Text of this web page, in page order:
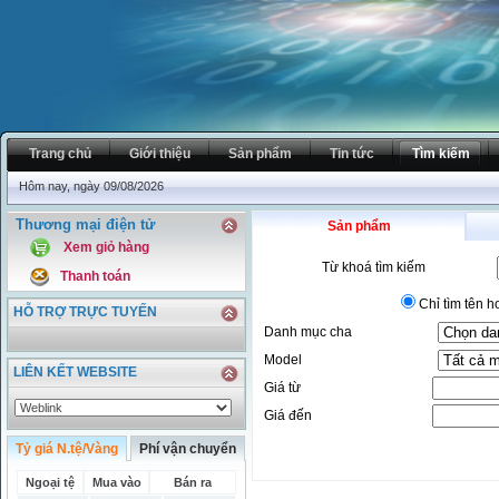
Trang chủ Giới thiệu Sản phẩm Tin tức Tìm kiếm
Hôm nay, ngày 09/08/2026
Thương mại điện tử
Xem giỏ hàng
Thanh toán
HỖ TRỢ TRỰC TUYẾN
LIÊN KẾT WEBSITE
Tỷ giá N.tệ/Vàng Phí vận chuyển
Ngoại tệ Mua vào
Bán ra
Sản phẩm
Từ khoá tìm kiếm
Chỉ tìm tên
Danh mục cha
Model
Giá từ
Giá đến